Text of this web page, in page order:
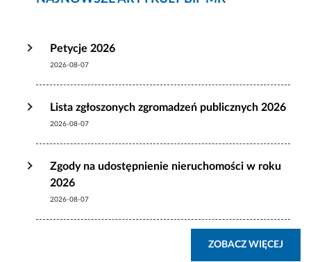
Petycje 2026
2026-08-07
Lista zgłoszonych zgromadzeń publicznych 2026
2026-08-07
Zgody na udostępnienie nieruchomości w roku
2026
2026-08-07
ZOBACZ WIĘCEJ